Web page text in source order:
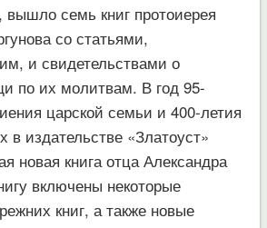
вышло семь книг протоиерея
со статьями,
и свидетельствами о
по их молитвам. В год 95-
царской семьи и 400-летия
издательстве «Златоуст»
новая книга отца Александра
включены некоторые
книг, а также новые